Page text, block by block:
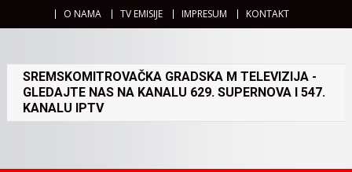
O NAMA TV EMISIJE IMPRESUM KONTAKT
SREMSKOMITROVAČKA GRADSKA M TELEVIZIJA -
GLEDAJTE NAS NA KANALU 629. SUPERNOVA I 547.
KANALU IPTV